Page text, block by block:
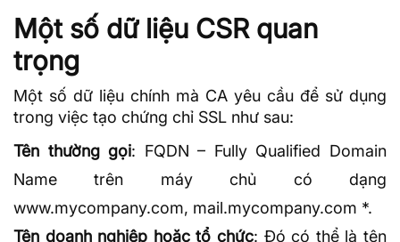
Một số dữ liệu CSR quan
trọng
Một số dữ liệu chính mà CA yêu cầu để sử dụng
trong việc tạo chứng chỉ SSL như sau:
Tên thường gọi: FQDN – Fully Qualified Domain
Name trên máy chủ có dạng
www.mycompany.com, mail.mycompany.com *.
Tên doanh nghiệp hoặc tổ chức: Đó có thể là tên